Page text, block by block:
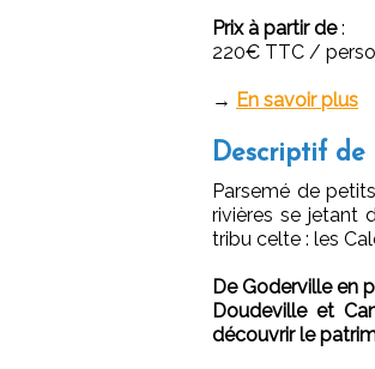
Prix à partir de:
220€ TTC /
→ En savoir plus
Descriptif de
Parsemé de
rivières se jetant
tribu celte : les
De Goderville en
Doudeville et
découvrir le